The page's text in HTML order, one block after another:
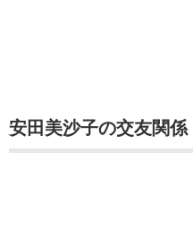
安田美沙子の交友関係